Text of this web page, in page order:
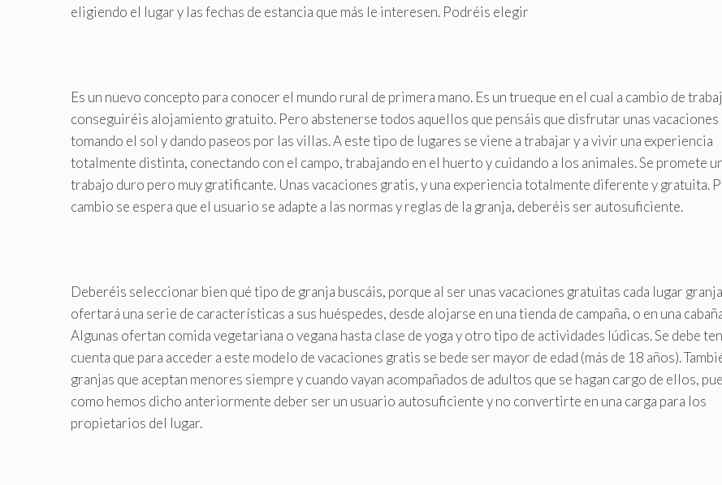
eligiendo el lugar y las fechas de estancia que más le interesen. Podréis elegir
Es un nuevo concepto para conocer el mundo rural de primera mano. Es un trueque en el cual a cambio de
conseguiréis alojamiento gratuito. Pero abstenerse todos aquellos que pensáis que disfrutar unas vacaciones
tomando el sol y dando paseos por las villas. A este tipo de lugares se viene a trabajar y a vivir una experiencia
totalmente distinta, conectando con el campo, trabajando en el huerto y cuidando a los animales. Se promete
trabajo duro pero muy gratificante. Unas vacaciones gratis, y una experiencia totalmente diferente y gratuita.
cambio se espera que el usuario se adapte a las normas y reglas de la granja, deberéis ser autosuficiente.
Deberéis seleccionar bien qué tipo de granja buscáis, porque al ser unas vacaciones gratuitas cada lugar granja
ofertará una serie de características a sus huéspedes, desde alojarse en una tienda de campaña, o en una
Algunas ofertan comida vegetariana o vegana hasta clase de yoga y otro tipo de actividades lúdicas. Se debe
cuenta que para acceder a este modelo de vacaciones gratis se bede ser mayor de edad (más de 18 años).
granjas que aceptan menores siempre y cuando vayan acompañados de adultos que se hagan cargo de ellos,
como hemos dicho anteriormente deber ser un usuario autosuficiente y no convertirte en una carga para los
propietarios del lugar.